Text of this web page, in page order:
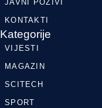
JAVNI POZIVI
KONTAKTI
Kategorije
VIJESTI
MAGAZIN
SCITECH
SPORT